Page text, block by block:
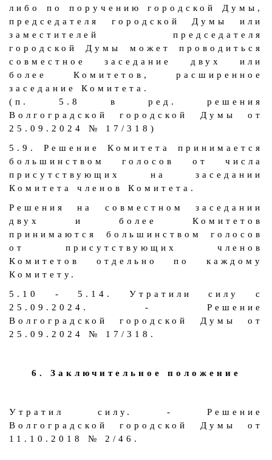
либо по поручению городской Думы,
председателя городской Думы или
заместителей председателя
городской Думы может проводиться
совместное заседание двух или
более Комитетов, расширенное
заседание Комитета.
(п. 5.8 в ред. решения
Волгоградской городской Думы от
25.09.2024 № 17/318)
5.9. Решение Комитета принимается
большинством голосов от числа
присутствующих на заседании
Комитета членов Комитета.
Решения на совместном заседании
двух и более Комитетов
принимаются большинством голосов
от присутствующих членов
Комитетов отдельно по каждому
Комитету.
5.10 - 5.14. Утратили силу с
25.09.2024. - Решение
Волгоградской городской Думы от
25.09.2024 № 17/318.
6. Заключительное положение
Утратил силу. - Решение
Волгоградской городской Думы от
11.10.2018 № 2/46.